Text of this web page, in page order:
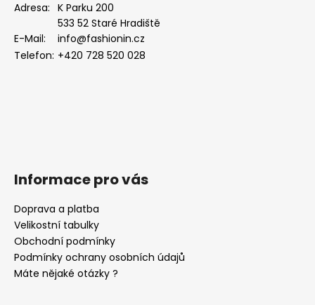
r
Adresa: K Parku 200
533 52 Staré Hradiště
E-Mail:
info@fashionin.cz
Telefon: +420 728 520 028
Informace pro vás
Doprava a platba
Velikostní tabulky
Obchodní podmínky
Podmínky ochrany osobních údajů
Máte nějaké otázky ?